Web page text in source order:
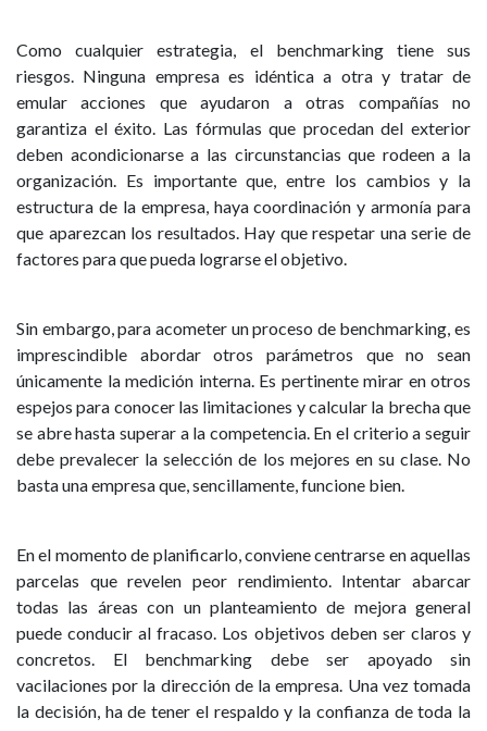
Como cualquier estrategia, el benchmarking tiene sus
riesgos. Ninguna empresa es idéntica a otra y tratar de
emular acciones que ayudaron a otras compañías no
garantiza el éxito. Las fórmulas que procedan del exterior
deben acondicionarse a las circunstancias que rodeen a la
organización. Es importante que, entre los cambios y la
estructura de la empresa, haya coordinación y armonía para
que aparezcan los resultados. Hay que respetar una serie de
factores para que pueda lograrse el objetivo.
Sin embargo, para acometer un proceso de benchmarking, es
imprescindible abordar otros parámetros que no sean
únicamente la medición interna. Es pertinente mirar en otros
espejos para conocer las limitaciones y calcular la brecha que
se abre hasta superar a la competencia. En el criterio a seguir
debe prevalecer la selección de los mejores en su clase. No
basta una empresa que, sencillamente, funcione bien.
En el momento de planificarlo, conviene centrarse en aquellas
parcelas que revelen peor rendimiento. Intentar abarcar
todas las áreas con un planteamiento de mejora general
puede conducir al fracaso. Los objetivos deben ser claros y
concretos. El benchmarking debe ser apoyado sin
vacilaciones por la dirección de la empresa. Una vez tomada
la decisión, ha de tener el respaldo y la confianza de toda la